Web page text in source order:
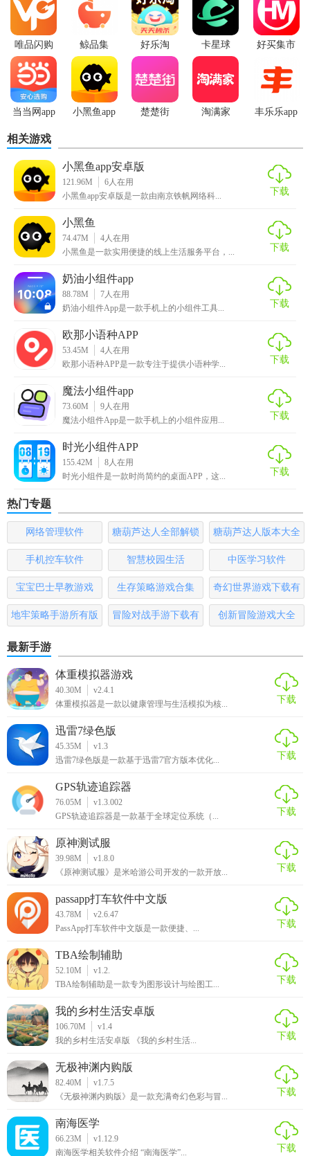
融，打造一流服务平台。
【小黑鱼app说明】
1元购，每月一次，省10元（x12次/年）
8折充话费，每月一次，省10元(x12次/年)
开卡礼包，开卡即送，省399元
【小黑鱼app产品特色】
【小黑鱼借款】借钱不愁，审核快速
【小黑鱼理财】一键智能投资，新手专享3%年化收益加速券
【小黑鱼机票】正式上线，0首付买机票，出行很简单
【信用卡账单分期】信用卡账单分期还
【购物分期】0首付购物，品类齐全，闪电发货，品质保障
【信用卡账单管理】绑定账单，及时提醒，再也不用担心信
【在线办理信用卡】多家银行，免费申请，高额信用卡极速
下
【小黑鱼app亮点】
商城购物，每月一份，88元购物券(x12份/年)
订机票，超值优惠，立减30元/张&#8226;月
订酒店，不限次数，可达返现8%
开通会员后预计可为您节省2940元/年！
【推荐理由】
小黑鱼是一款集移动互联网生活方式、消费新生态、大众金
融服务于一体的线上生活服务平台，软件全面包括手机充
视频等多项功能，在科技上，软件基于移动生活方式，打通
线上线下消费场景，利用大数据、人工智能和机器学习等科
式。
唯品闪购 鲸品集 好乐淘 卡星球 好买集市
当当网app 小黑鱼app 楚楚街 淘满家 丰乐乐app
相关游戏
小黑鱼app安卓版
121.96M 6人在用
小黑鱼app安卓版是一款由南京铁帆网络科...
下载
小黑鱼
74.47M 4人在用
小黑鱼是一款实用便捷的线上生活服务平台，...
下载
奶油小组件app
88.78M 7人在用
奶油小组件App是一款手机上的小组件工具...
下载
欧那小语种APP
53.45M 4人在用
欧那小语种APP是一款专注于提供小语种学...
下载
魔法小组件app
73.60M 9人在用
魔法小组件App是一款手机上的小组件应用...
下载
时光小组件APP
155.42M 8人在用
时光小组件是一款时尚简约的桌面APP，这...
下载
热门专题
网络管理软件
糖葫芦达人全部解锁
版
糖葫芦达人版本大全
手机控车软件 智慧校园生活 中医学习软件
宝宝巴士早教游戏 生存策略游戏合集
奇幻世界游戏下载有
哪些
地牢策略手游所有版
冒险对战手游下载有
创新冒险游戏大全
最新手游
体重模拟器游戏
40.30M
v2.4.1
体重模拟器是一款以健康管理与生活模拟为核...
下载
迅雷7绿色版
45.35M
v1.3
迅雷7绿色版是一款基于迅雷7官方版本优化...
下载
GPS轨迹追踪器
76.05M
v1.3.002
GPS轨迹追踪器是一款基于全球定位系统（...
下载
原神测试服
39.98M
v1.8.0
《原神测试服》是米哈游公司开发的一款开放...
下载
passapp打车软件中文版
43.78M
v2.6.47
PassApp打车软件中文版是一款便捷、...
下载
TBA绘制辅助
52.10M
v1.2.
TBA绘制辅助是一款专为图形设计与绘图工...
下载
我的乡村生活安卓版
106.70M
v1.4
我的乡村生活安卓版 《我的乡村生活...
下载
无极神渊内购版
82.40M
v1.7.5
《无极神渊内购版》是一款充满奇幻色彩与冒...
下载
南海医学
66.23M
v1.12.9
南海医学相关软件介绍 “南海医学”...
下载